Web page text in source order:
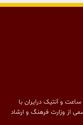
و آنتیک درایران با
از وزارت فرهنگ و ارشاد